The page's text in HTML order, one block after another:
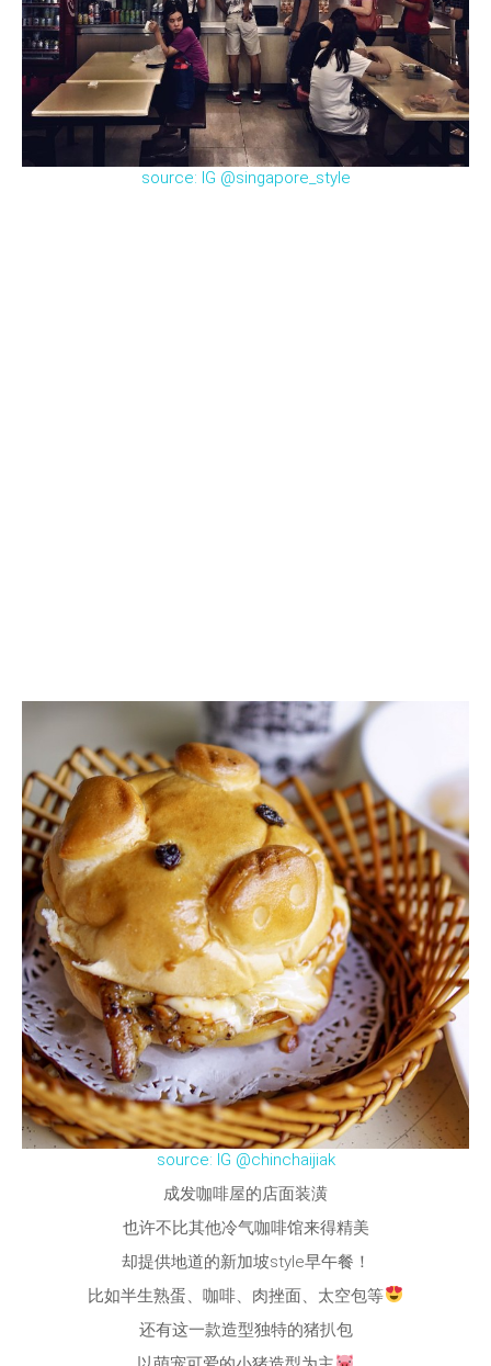
source: IG @singapore_style
source: IG @chinchaijiak
成发咖啡屋的店面装潢
也许不比其他冷气咖啡馆来得精美
却提供地道的新加坡style早午餐！
比如半生熟蛋、咖啡、肉挫面、太空包等
还有这一款造型独特的猪扒包